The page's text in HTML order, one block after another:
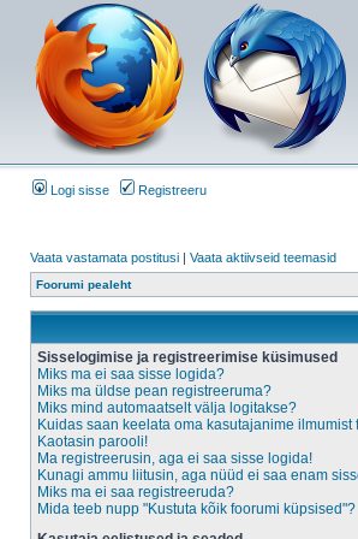
Logi sisse Registreeru
Vaata vastamata postitusi | Vaata aktiivseid teemasid
Foorumi pealeht
Sisselogimise ja registreerimise küsimused
Miks ma ei saa sisse logida?
Miks ma üldse pean registreeruma?
Miks mind automaatselt välja logitakse?
Kuidas saan keelata oma kasutajanime
Kaotasin parooli!
Ma registreerusin, aga ei saa sisse logida!
Kunagi ammu liitusin, aga nüüd ei saa enam
Miks ma ei saa registreeruda?
Mida teeb nupp "Kustuta kõik foorumi küpsised"?